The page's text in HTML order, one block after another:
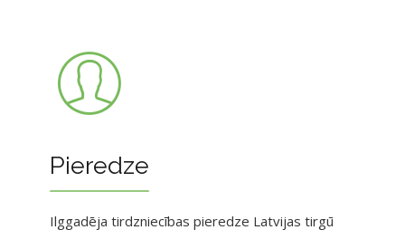
Pieredze
Ilggadēja tirdzniecības pieredze Latvijas tirgū